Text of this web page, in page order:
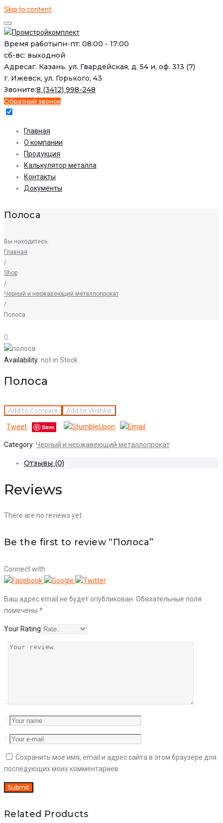
Skip to content
Время работыпн-пт: 08:00 - 17:00
сб-вс: выходной
Адресаг. Казань. ул. Гвардейская, д. 54 и, оф. 313 (7)
г. Ижевск, ул. Горького, 43
Звоните:8 (3412) 998-248
Обратный звонок
Главная
О компании
Продукция
Калькулятор металла
Контакты
Документы
Полоса
Вы находитесь:
Главная
/
Shop
/
Черный и нержавеющий металлопрокат
/
Полоса
Availability: not in Stock
Полоса
Add to Compare Add to Wishlist
Tweet Save
Category: Черный и нержавеющий металлопрокат
Отзывы (0)
Reviews
There are no reviews yet.
Be the first to review “Полоса”
Connect with:
Ваш адрес email не будет опубликован. Обязательные поля
помечены *
Your Rating
Сохранить моё имя, email и адрес сайта в этом браузере для
последующих моих комментариев.
Related Products